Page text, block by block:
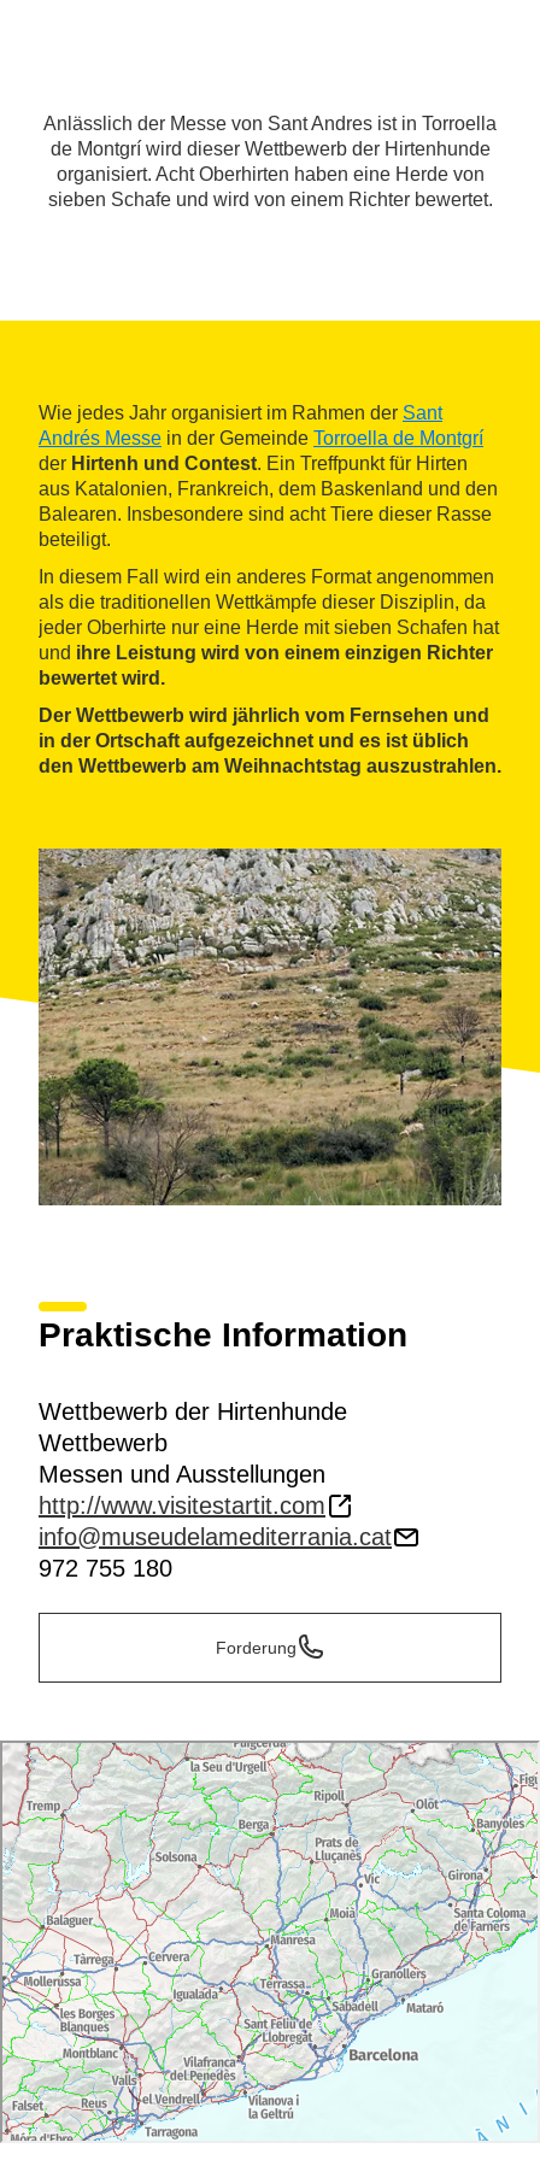
Anlässlich der Messe von Sant Andres ist in Torroella
de Montgrí wird dieser Wettbewerb der Hirtenhunde
organisiert. Acht Oberhirten haben eine Herde von
sieben Schafe und wird von einem Richter bewertet.
Wie jedes Jahr organisiert im Rahmen der Sant
Andrés Messe in der Gemeinde Torroella de Montgrí
der Hirtenh und Contest. Ein Treffpunkt für Hirten
aus Katalonien, Frankreich, dem Baskenland und den
Balearen. Insbesondere sind acht Tiere dieser Rasse
beteiligt.
In diesem Fall wird ein anderes Format angenommen
als die traditionellen Wettkämpfe dieser Disziplin, da
jeder Oberhirte nur eine Herde mit sieben Schafen hat
und ihre Leistung wird von einem einzigen Richter
bewertet wird.
Der Wettbewerb wird jährlich vom Fernsehen und
in der Ortschaft aufgezeichnet und es ist üblich
den Wettbewerb am Weihnachtstag auszustrahlen.
Praktische Information
Wettbewerb der Hirtenhunde
Wettbewerb
Messen und Ausstellungen
http://www.visitestartit.com
info@museudelamediterrania.cat
972 755 180
Forderung